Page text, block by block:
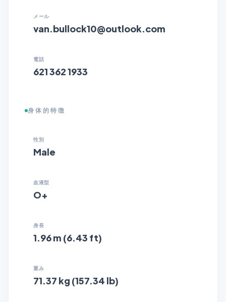
メール
van.bullock10@outlook.com
電話
621 362 1933
身体的特徴
性別
Male
血液型
O+
身長
1.96 m (6.43 ft)
重み
71.37 kg (157.34 lb)